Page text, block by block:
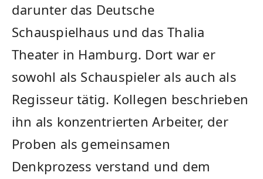
darunter das Deutsche
Schauspielhaus und das Thalia
Theater in Hamburg. Dort war er
sowohl als Schauspieler als auch als
Regisseur tätig. Kollegen beschrieben
ihn als konzentrierten Arbeiter, der
Proben als gemeinsamen
Denkprozess verstand und dem